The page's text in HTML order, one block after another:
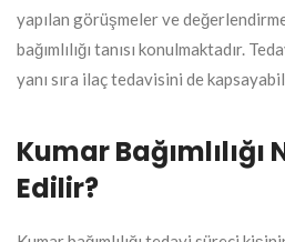
yapılan görüşmeler ve
bağımlılığı tanısı konulmaktadır.
yanı sıra ilaç tedavisini de
Kumar Bağımlılığı
Edilir?